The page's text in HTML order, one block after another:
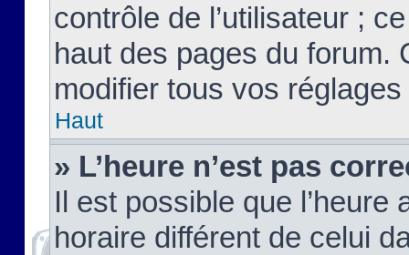
contrôle de l’utilisateur ;
haut des pages du forum.
modifier tous vos
Haut
» L’heure n’est pas
Il est possible que
horaire différent de celui